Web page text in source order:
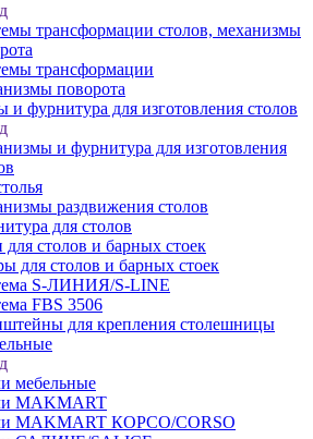
трансформации столов, механизмы
трансформации
поворота
фурнитура для изготовления столов
и фурнитура для изготовления
раздвижения столов
для столов
для столов и барных стоек
для столов и барных стоек
S-ЛИНИЯ/S-LINE
FBS 3506
для крепления столешницы
мебельные
MAKMART
MAKMART КОРСО/CORSO